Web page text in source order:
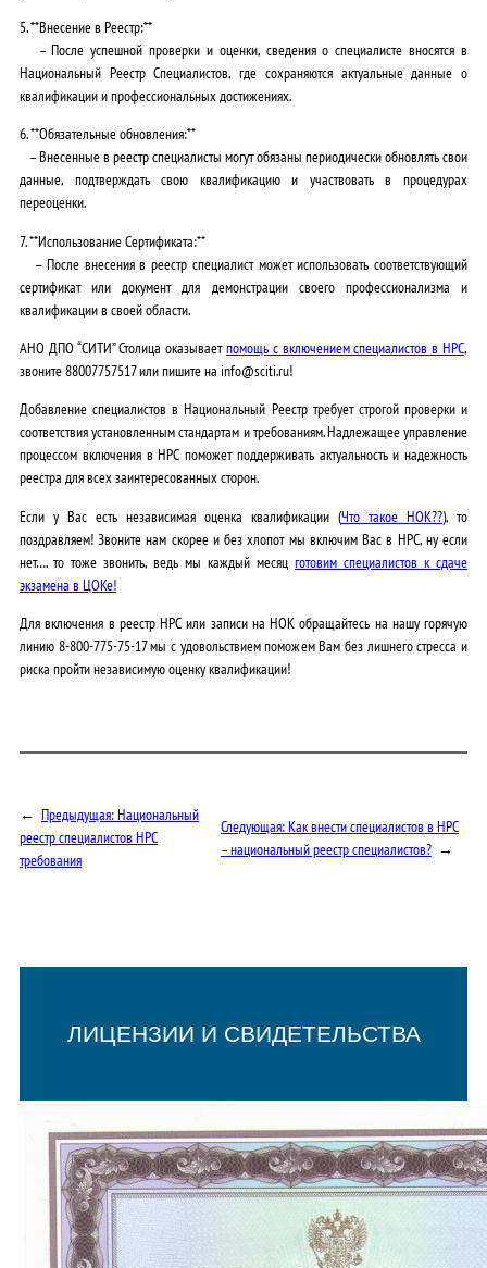
5. **Внесение в Реестр:**
– После успешной проверки и оценки, сведения о специалисте вносятся в
Национальный Реестр Специалистов, где сохраняются актуальные данные о
квалификации и профессиональных достижениях.
6. **Обязательные обновления:**
– Внесенные в реестр специалисты могут обязаны периодически обновлять свои
данные, подтверждать свою квалификацию и участвовать в процедурах
переоценки.
7. **Использование Сертификата:**
– После внесения в реестр специалист может использовать соответствующий
сертификат или документ для демонстрации своего профессионализма и
квалификации в своей области.
АНО ДПО “СИТИ” Столица оказываетпомощь с включением специалистов в НРС,
звоните 88007757517 или пишите на info@sciti.ru!
Добавление специалистов в Национальный Реестр требует строгой проверки и
соответствия установленным стандартам и требованиям. Надлежащее управление
процессом включения в НРС поможет поддерживать актуальность и надежность
реестра для всех заинтересованных сторон.
Если у Вас есть независимая оценка квалификации (Что такое НОК??), то
поздравляем! Звоните нам скорее и без хлопот мы включим Вас в НРС, ну если
нет…. то тоже звонить, ведь мы каждый месяц готовим специалистов к сдаче
экзамена в ЦОКе!
Для включения в реестр НРС или записи на НОК обращайтесь на нашу горячую
линию 8-800-775-75-17 мы с удовольствием поможем Вам без лишнего стресса и
риска пройти независимую оценку квалификации!
← Предыдущая:Национальный
реестр специалистов НРС
требования
Следующая:Как внести специалистов в НРС
– национальный реестр специалистов? →
ЛИЦЕНЗИИ И СВИДЕТЕЛЬСТВА